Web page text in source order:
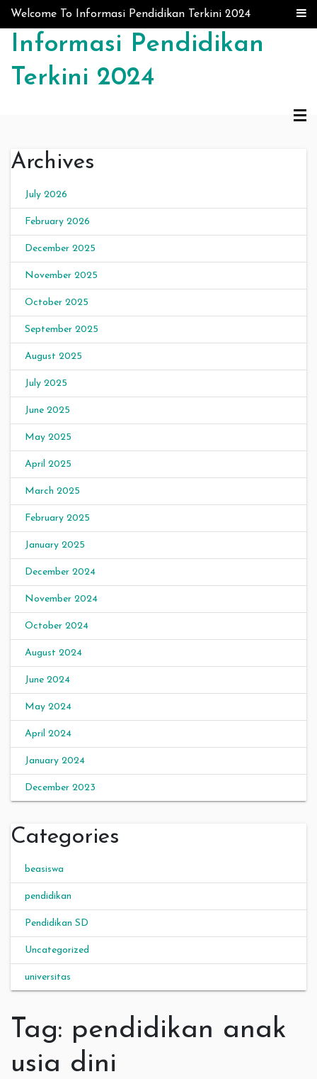
Skip to content
Welcome To Informasi Pendidikan Terkini 2024
Informasi Pendidikan
Terkini 2024
Archives
July 2026
February 2026
December 2025
November 2025
October 2025
September 2025
August 2025
July 2025
June 2025
May 2025
April 2025
March 2025
February 2025
January 2025
December 2024
November 2024
October 2024
August 2024
June 2024
May 2024
April 2024
January 2024
December 2023
Categories
beasiswa
pendidikan
Pendidikan SD
Uncategorized
universitas
Tag: pendidikan anak
usia dini